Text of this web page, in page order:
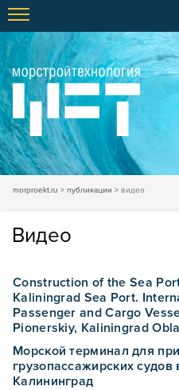
morproekt.ru публикации видео
Вид​ео
Construction of the Sea
Kaliningrad Sea Port.
Passenger and Cargo
Pionerskiy, Kaliningrad
Морской терминал для
грузопассажирских
Калининград